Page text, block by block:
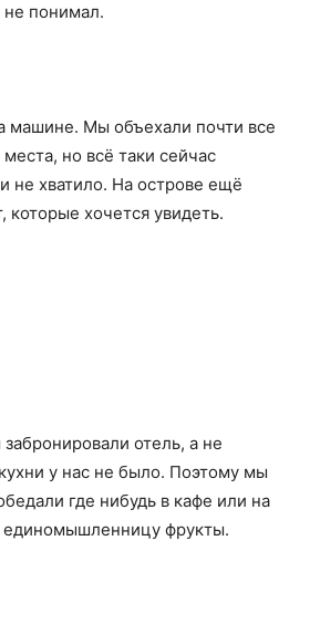
не понимал.
машине. Мы объехали почти все
но всё таки сейчас
не хватило. На острове ещё
которые хочется увидеть.
отель, а не
у нас не было. Поэтому мы
где нибудь в кафе или на
единомышленницу фрукты.